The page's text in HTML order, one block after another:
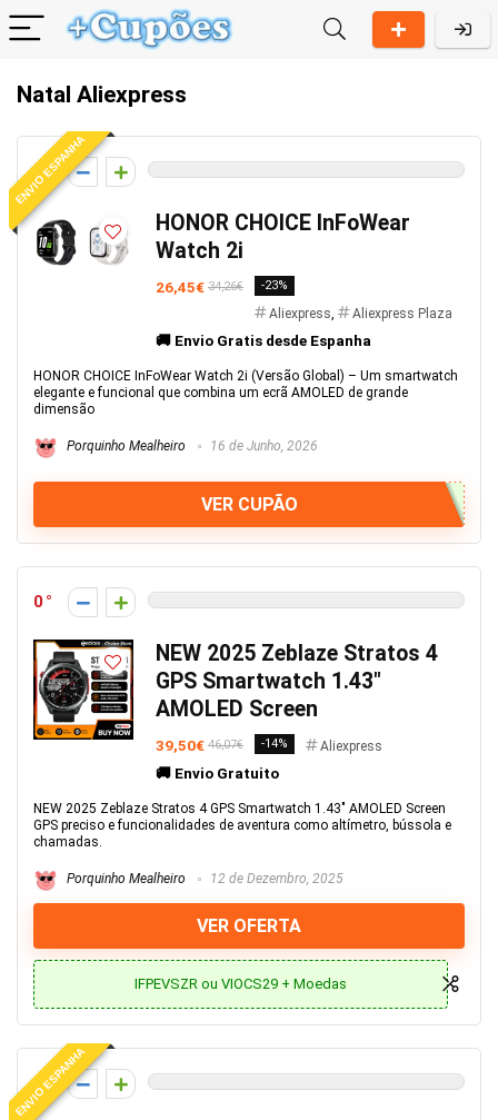
Natal Aliexpress
ENVIO ESPANHA
0
HONOR CHOICE InFoWear
Watch 2i
26,45€ 34,26€ -23%
Aliexpress, Aliexpress Plaza
🚚 Envio Gratis desde Espanha
HONOR CHOICE InFoWear Watch 2i (Versão Global) – Um smartwatch
elegante e funcional que combina um ecrã AMOLED de grande
dimensão
Porquinho Mealheiro 16 de Junho, 2026
VER CUPÃO
0
NEW 2025 Zeblaze Stratos 4
GPS Smartwatch 1.43″
AMOLED Screen
39,50€ 46,07€ -14% Aliexpress
🚚 Envio Gratuito
NEW 2025 Zeblaze Stratos 4 GPS Smartwatch 1.43" AMOLED Screen
GPS preciso e funcionalidades de aventura como altímetro, bússola e
chamadas.
Porquinho Mealheiro 12 de Dezembro, 2025
VER OFERTA
IFPEVSZR ou VIOCS29 + Moedas
ENVIO ESPANHA
0